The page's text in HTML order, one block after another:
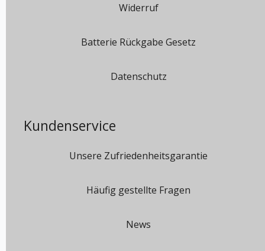
Widerruf
Batterie Rückgabe Gesetz
Datenschutz
Kundenservice
Unsere Zufriedenheitsgarantie
Häufig gestellte Fragen
News